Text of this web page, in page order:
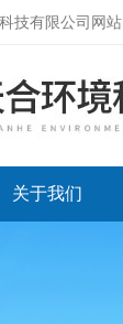
技有限公司网站
关于我们